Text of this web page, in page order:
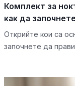
Комплект за
как да започнете
Открийте кои са
започнете да